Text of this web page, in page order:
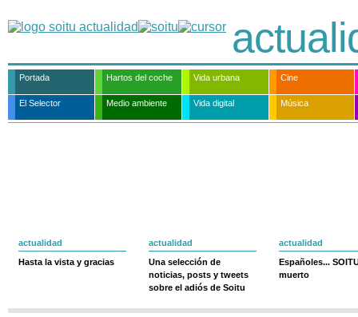
Portada Hartos del coche Vida urbana Cine
El Selector Medio ambiente Vida digital Música
actualidad
Hasta la vista y gracias
actualidad
Una selección de
noticias, posts y tweets
sobre el adiós de Soitu
actualidad
Españoles...
muerto